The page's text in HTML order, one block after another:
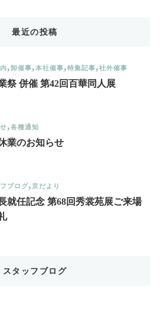
最近の投稿
卸催事 本社催事 特集記事 社外催事
祭 併催 第42回百華同人展
各種通知
業のお知らせ
ブログ 京だより
就任記念 第68回秀裳苑展ご来場
スタッフブログ